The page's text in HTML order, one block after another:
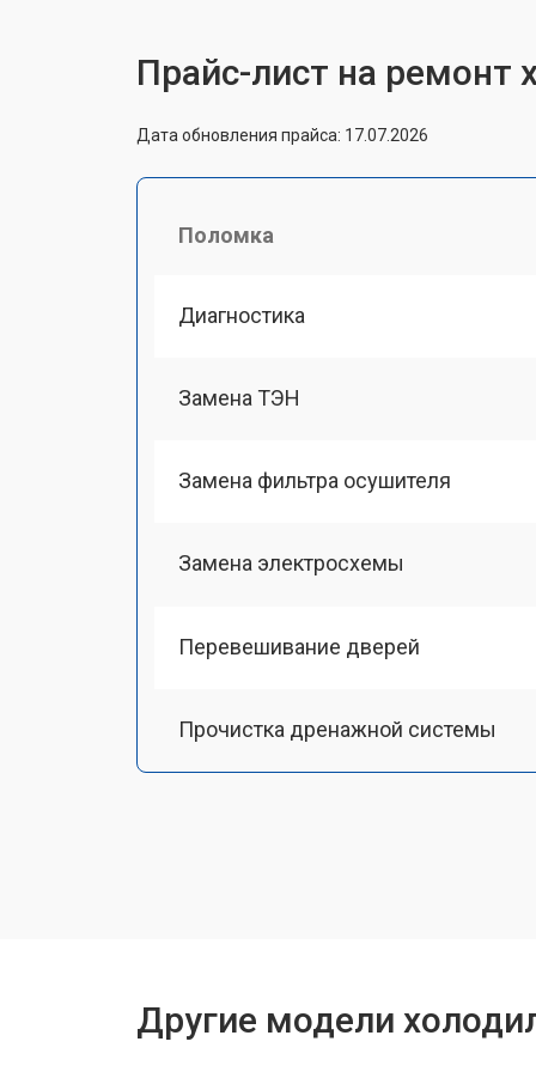
Прайс-лист на ремонт
Дата обновления прайса: 17.07.2026
Поломка
Диагностика
Замена ТЭН
Замена фильтра осушителя
Замена электросхемы
Перевешивание дверей
Прочистка дренажной системы
Другие модели